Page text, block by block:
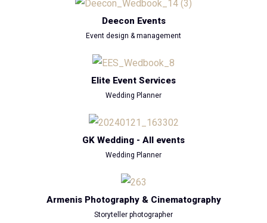
Deecon Events
Event design & management
Elite Event Services
Wedding Planner
GK Wedding - All events
Wedding Planner
Armenis Photography & Cinematography
Storyteller photographer